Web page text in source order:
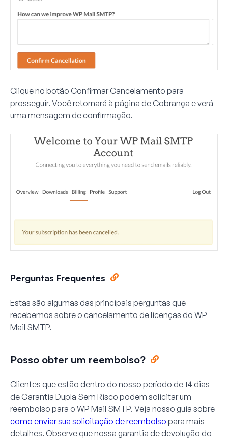
Clique no botão Confirmar Cancelamento para
prosseguir. Você retornará à página de Cobrança e verá
uma mensagem de confirmação.
Perguntas Frequentes
Estas são algumas das principais perguntas que
recebemos sobre o cancelamento de licenças do WP
Mail SMTP.
Posso obter um reembolso?
Clientes que estão dentro do nosso período de 14 dias
de Garantia Dupla Sem Risco podem solicitar um
reembolso para o WP Mail SMTP. Veja nosso guia sobre
como enviar sua solicitação de reembolso para mais
detalhes. Observe que nossa garantia de devolução do